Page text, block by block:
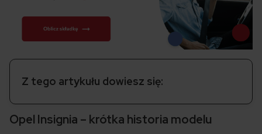
Z tego artykułu dowiesz się:
Opel Insignia – krótka historia modelu